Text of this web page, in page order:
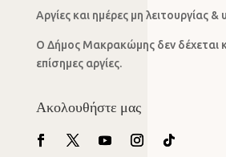
Αργίες και ημέρες μη λειτουργίας
Ο Δήμος Μακρακώμης δεν δέχεται
επίσημες αργίες.
Ακολουθήστε μας